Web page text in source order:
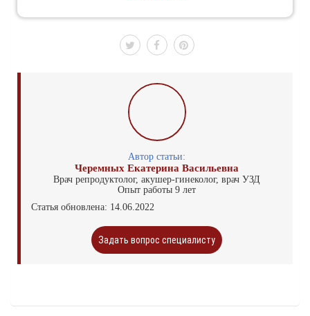
Автор статьи:
Черемных Екатерина Васильевна
Врач репродуктолог, акушер-гинеколог, врач УЗД
Опыт работы 9 лет
Статья обновлена: 14.06.2022
Задать вопрос специалисту